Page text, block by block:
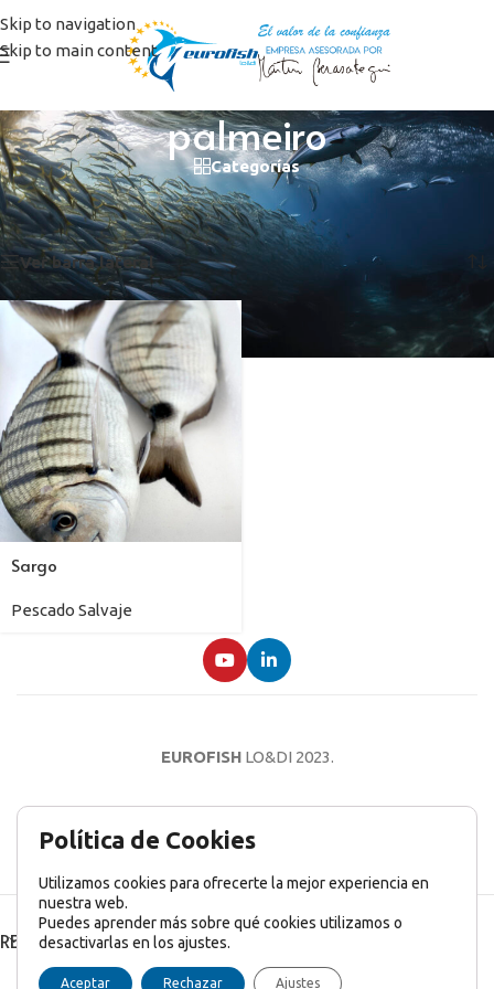
Skip to navigation
Skip to main content
palmeiro
Categorías
Inicio/Productos etiquetados “palmeiro”
Mostrando el único resultado
Ver barra lateral
Sargo
Pescado Salvaje
EUROFISHLO&DI 2023.
AVISO LEGAL POLÍTICA DE PRIVACIDAD
RECENT POSTS
Política de Cookies
Utilizamos cookies para ofrecerte la mejor experiencia en
nuestra web.
Puedes aprender más sobre qué cookies utilizamos o
desactivarlas en los ajustes.
Aceptar Rechazar Ajustes
English Inglés) Français(Francés